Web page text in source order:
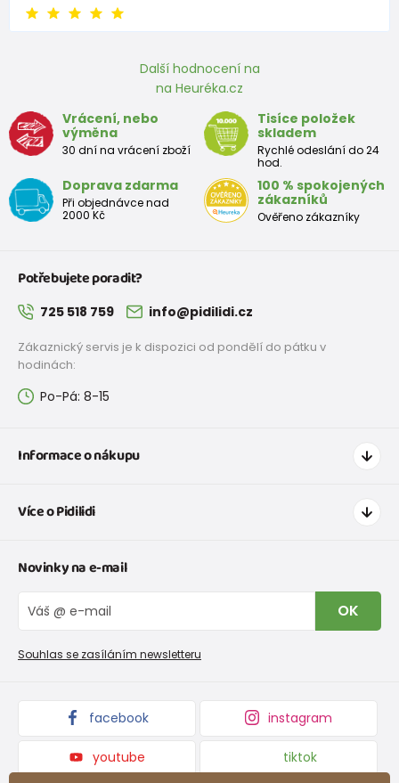
Další hodnocení na
na Heuréka.cz
Vrácení, nebo
výměna
30 dní na vrácení zboží
Tisíce položek
skladem
Rychlé odeslání do 24
hod.
Doprava zdarma
Při objednávce nad
2000 Kč
100 % spokojených
zákazníků
Ověřeno zákazníky
Potřebujete poradit?
725 518 759 info@pidilidi.cz
Zákaznický servis je k dispozici od pondělí do pátku v
hodinách:
Po-Pá: 8-15
Informace o nákupu
Doprava a platba
Tabulka velikostí obuvi
Vrácení zboží a reklamace
Reklamační řád
Nevyzvednutá objednávka na dobírku
Více o Pidilidi
O nás
Blog
Velkoobchod PiDiLiDi
Affiliate program
Kolekce zboží
Novinky na e-mail
OK
Souhlas se zasíláním newsletteru
facebook instagram
youtube tiktok